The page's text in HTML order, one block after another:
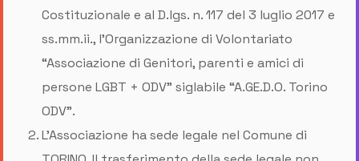
Costituzionale e al D.lgs. n. 117 del 3 luglio 2017 e
ss.mm.ii., l’Organizzazione di Volontariato
“Associazione di Genitori, parenti e amici di
persone LGBT + ODV” siglabile “A.GE.D.O. Torino
ODV”.
L’Associazione ha sede legale nel Comune di